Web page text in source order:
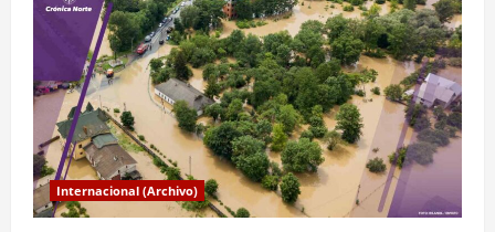
Internacional (Archivo)